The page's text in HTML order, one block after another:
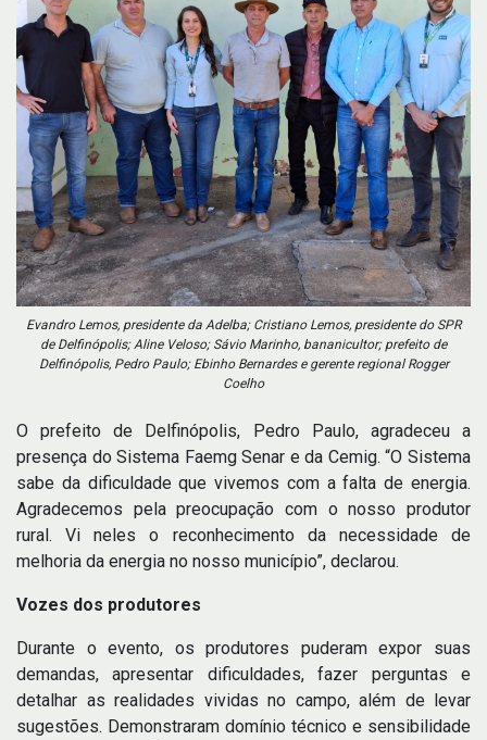
Evandro Lemos, presidente da Adelba; Cristiano Lemos, presidente do SPR
de Delfinópolis; Aline Veloso; Sávio Marinho, bananicultor; prefeito de
Delfinópolis, Pedro Paulo; Ebinho Bernardes e gerente regional Rogger
Coelho
O prefeito de Delfinópolis, Pedro Paulo, agradeceu a
presença do Sistema Faemg Senar e da Cemig. “O Sistema
sabe da dificuldade que vivemos com a falta de energia.
Agradecemos pela preocupação com o nosso produtor
rural. Vi neles o reconhecimento da necessidade de
melhoria da energia no nosso município”, declarou.
Vozes dos produtores
Durante o evento, os produtores puderam expor suas
demandas, apresentar dificuldades, fazer perguntas e
detalhar as realidades vividas no campo, além de levar
sugestões. Demonstraram domínio técnico e sensibilidade